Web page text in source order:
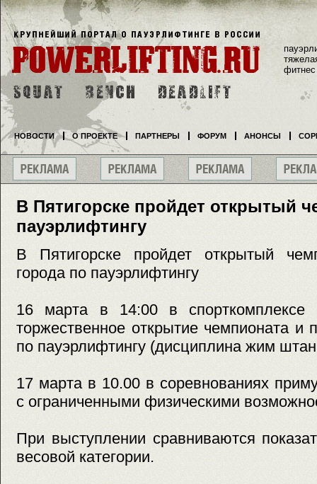
В Пятигорске пройдет открытый
пауэрлифтингу
В Пятигорске пройдет открытый
города по пауэрлифтингу
16 марта в 14:00 в спорткомплексе
торжественное открытие чемпионата и
по пауэрлифтингу (дисциплина жим
17 марта в 10.00 в соревнованиях
с ограниченными физическими
При выступлении сравниваются
весовой категории.
фитнес
НОВОСТИ О ПРОЕКТЕ ПАРТНЕРЫ ФОРУМ АНОНСЫ